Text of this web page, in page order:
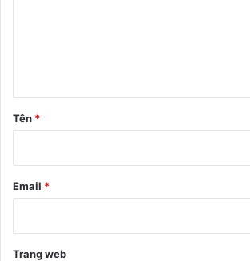
n
Tên *
Email *
Trang web